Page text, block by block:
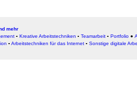
mehr
▪ Kreative Arbeitstechniken ▪ Teamarbeit ▪ Portfolio ●
▪ Arbeitstechniken für das Internet ▪ Sonstige digitale